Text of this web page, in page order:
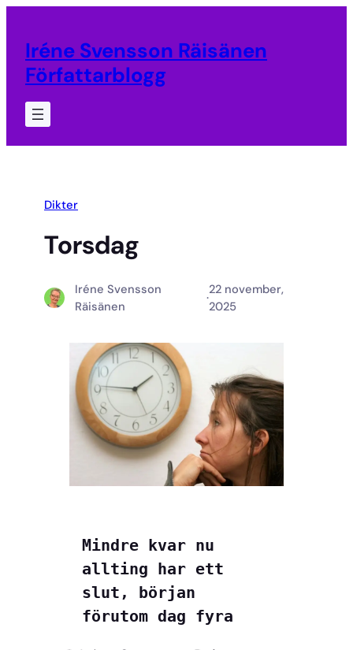
innehåll
Iréne Svensson Räisänen
Författarblogg
Dikter
Torsdag
Iréne Svensson
Räisänen
·
22 november,
2025
Mindre kvar nu
allting har ett
slut, början
förutom dag fyra